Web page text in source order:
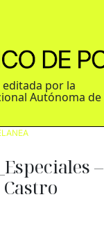
por la
Autónoma de
–